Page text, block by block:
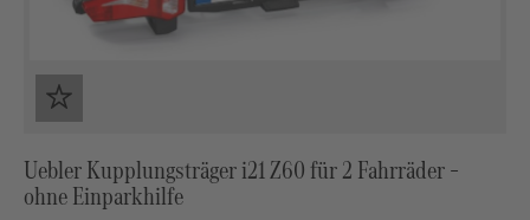
Uebler Kupplungsträger i21 Z60 für 2 Fahrräder –
ohne Einparkhilfe